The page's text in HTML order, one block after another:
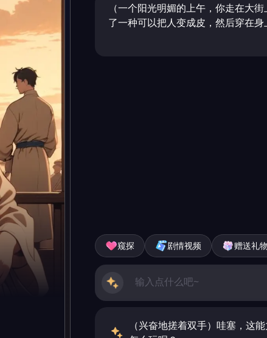
（一个阳光明媚的上午，你走在大
了一种可以把人变成皮，然后穿在身
窥探 剧情视频 赠送礼物
（兴奋地搓着双手）哇塞，这